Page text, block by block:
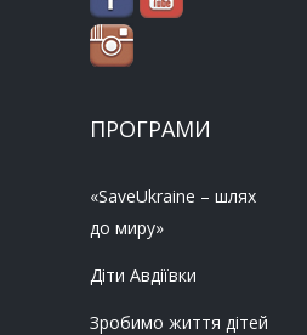
ПРОГРАМИ
«SaveUkraine – шлях
до миру»
Діти Авдіївки
Зробимо життя дітей